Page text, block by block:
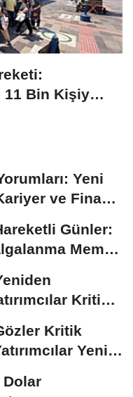
Bin Kişiye
Yeni
ve Finans
Günler:
Meme
Kritik
Kritik
Yeni